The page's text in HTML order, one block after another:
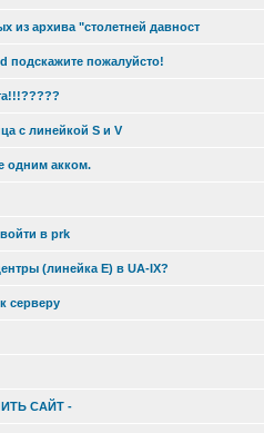
из архива "столетней давност
подскажите пожалуйсто!
с линейкой S и V
одним акком.
в prk
(линейка Е) в UA-IX?
серверу
САЙТ -